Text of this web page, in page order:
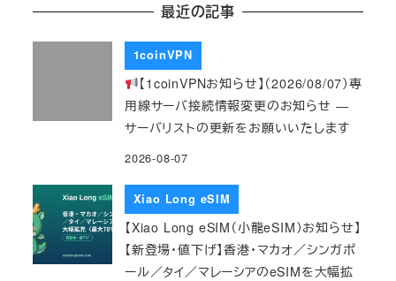
最近の記事
1coinVPN
【1coinVPNお知らせ】（2026/08/07）専
用線サーバ接続情報変更のお知らせ ―
サーバリストの更新をお願いいたします
2026-08-07
Xiao Long eSIM
【Xiao Long eSIM（小龍eSIM）お知らせ】
【新登場・値下げ】香港・マカオ／シンガポ
ール／タイ／マレーシアのeSIMを大幅拡